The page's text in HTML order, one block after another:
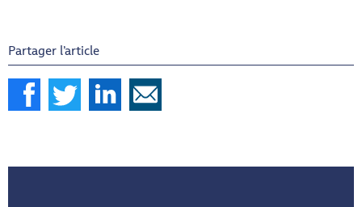
Partager l’article